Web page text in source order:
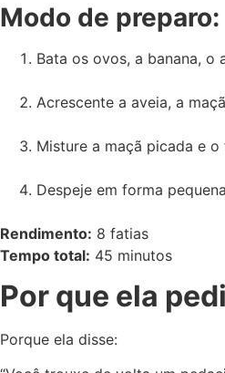
Modo de preparo:
Bata os ovos, a banana, o
Acrescente a aveia, a
Misture a maçã picada e
Despeje em forma
Rendimento: 8 fatias
Tempo total: 45 minutos
Por que ela
Porque ela disse: